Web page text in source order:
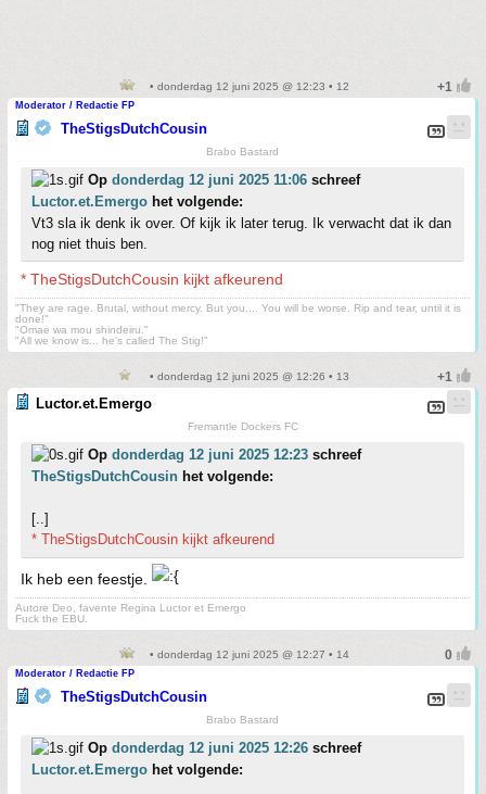
• donderdag 12 juni 2025 @ 12:23 • 12
Moderator / Redactie FP
TheStigsDutchCousin
Brabo Bastard
Op donderdag 12 juni 2025 11:06 schreef
Luctor.et.Emergo het volgende:
Vt3 sla ik denk ik over. Of kijk ik later terug. Ik verwacht dat ik dan
nog niet thuis ben.
* TheStigsDutchCousin kijkt afkeurend
"They are rage. Brutal, without mercy. But you.... You will be worse. Rip and tear, until it is
done!"
"Omae wa mou shindeiru."
"All we know is... he's called The Stig!"
• donderdag 12 juni 2025 @ 12:26 • 13
Luctor.et.Emergo
Fremantle Dockers FC
Op donderdag 12 juni 2025 12:23 schreef
TheStigsDutchCousin het volgende:
[..]
* TheStigsDutchCousin kijkt afkeurend
Ik heb een feestje.
Autore Deo, favente Regina Luctor et Emergo
Fuck the EBU.
• donderdag 12 juni 2025 @ 12:27 • 14
Moderator / Redactie FP
TheStigsDutchCousin
Brabo Bastard
Op donderdag 12 juni 2025 12:26 schreef
Luctor.et.Emergo het volgende: